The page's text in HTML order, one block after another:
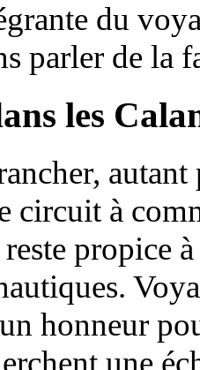
du
parler de la
les
autant
circuit à
propice
honneur
une